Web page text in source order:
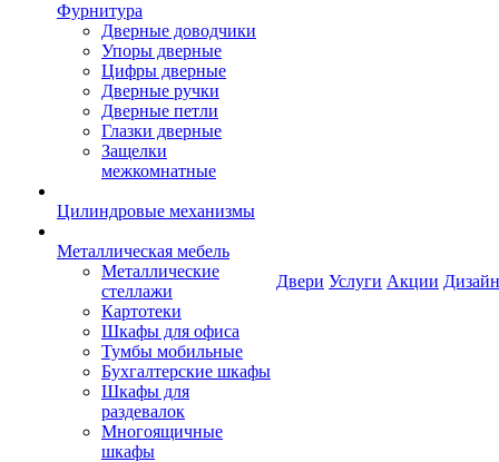
Фурнитура
Дверные доводчики
Упоры дверные
Цифры дверные
Дверные ручки
Дверные петли
Глазки дверные
Защелки
межкомнатные
Цилиндровые механизмы
Металлическая мебель
Металлические
стеллажи
Картотеки
Шкафы для офиса
Тумбы мобильные
Бухгалтерские шкафы
Шкафы для
раздевалок
Многоящичные
шкафы
Двери Услуги Акции